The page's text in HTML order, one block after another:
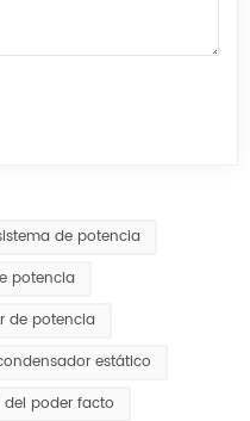
de potencia
potencia
de potencia
estático
poder facto